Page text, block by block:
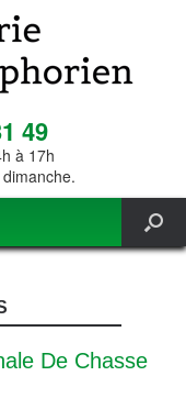
49
à 17h
De Chasse